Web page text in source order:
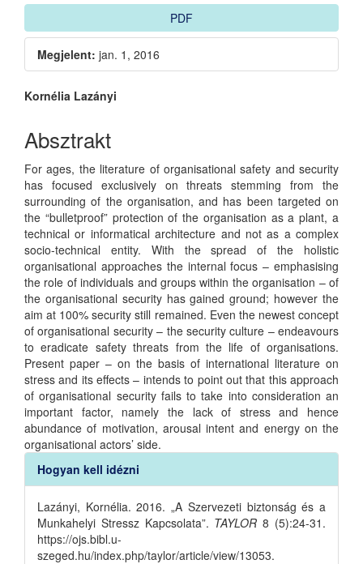
Article
Sidebar
PDF
Megjelent: jan. 1, 2016
Main
Article
Content
Kornélia Lazányi
Absztrakt
For ages, the literature of organisational safety and security
has focused exclusively on threats stemming from the
surrounding of the organisation, and has been targeted on
the “bulletproof” protection of the organisation as a plant, a
technical or informatical architecture and not as a complex
socio-technical entity. With the spread of the holistic
organisational approaches the internal focus – emphasising
the role of individuals and groups within the organisation – of
the organisational security has gained ground; however the
aim at 100% security still remained. Even the newest concept
of organisational security – the security culture – endeavours
to eradicate safety threats from the life of organisations.
Present paper – on the basis of international literature on
stress and its effects – intends to point out that this approach
of organisational security fails to take into consideration an
important factor, namely the lack of stress and hence
abundance of motivation, arousal intent and energy on the
organisational actors’ side.
Article
Details
Hogyan kell idézni
Lazányi, Kornélia. 2016. „A Szervezeti biztonság és a
Munkahelyi Stressz Kapcsolata”. TAYLOR 8 (5):24-31.
https://ojs.bibl.u-
szeged.hu/index.php/taylor/article/view/13053.